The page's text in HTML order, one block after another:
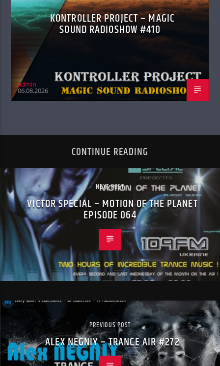
KONTROLLER PROJECT – MAGIC
SOUND RADIOSHOW #410
admin
06.08.2026
CONTINUE READING
NEXT POST
VICTOR SPECIAL – MOTION OF THE PLANET
EPISODE 064
PREVIOUS POST
ALEX NEGNIY – TRANCE AIR #272